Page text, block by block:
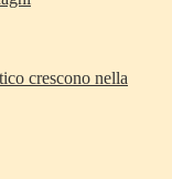
crescono nella